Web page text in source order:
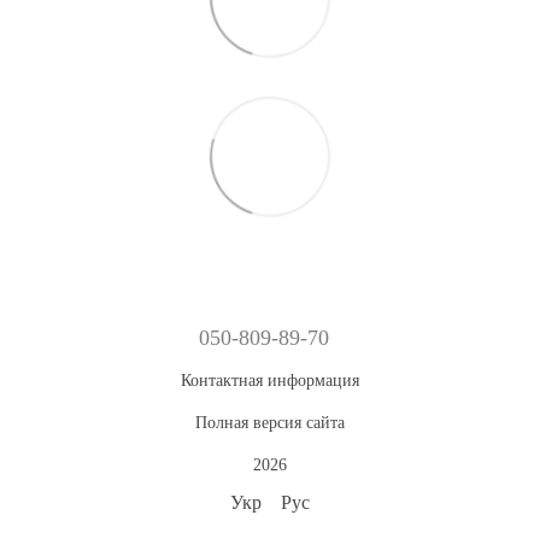
050-809-89-70
Контактная информация
Полная версия сайта
2026
Укр Рус